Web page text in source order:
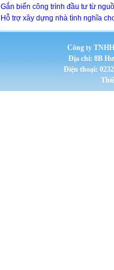
Gắn biển công trình đầu tư từ
Hỗ trợ xây dựng nhà tình nghĩa
Công ty
Địa chỉ: 8B
Điện thoại: